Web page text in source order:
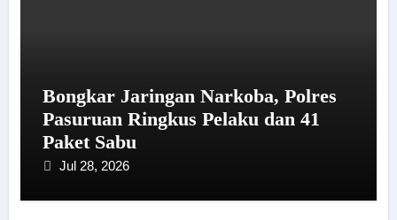
Bongkar Jaringan Narkoba, Polres
Pasuruan Ringkus Pelaku dan 41
Paket Sabu
Jul 28, 2026